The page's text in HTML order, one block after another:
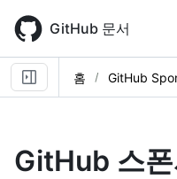
main
content
GitHub 문서
홈 GitHub
GitHub 스